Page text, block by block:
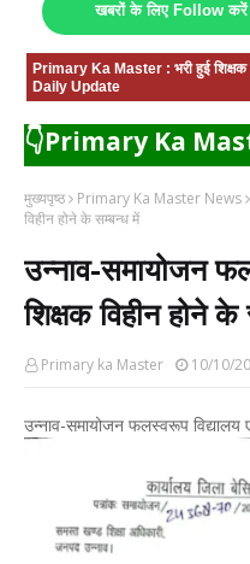
खबरों के लिए Follow
Primary Ka Master : भरी हुई शिक्षक
Daily Update
👇Primary Ka
मुख्यपृष्ठ Primary Ka Master News
विहीन होने के सम्बन्ध में
उन्नाव-समायोजन
शिक्षक विहीन होने
Primary ka Master 10/10/
उन्नाव-समायोजन फलस्वरूप विद्यालय